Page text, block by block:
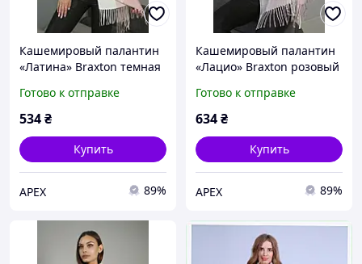
Кашемировый палантин
«Латина» Braxton темная
светло-серый + розовый
D9-2026
Готово к отправке
534₴
Купить
APEX 89%
Кашемировый палантин
«Лацио» Braxton розовый
Готово к отправке
634₴
Купить
APEX 89%